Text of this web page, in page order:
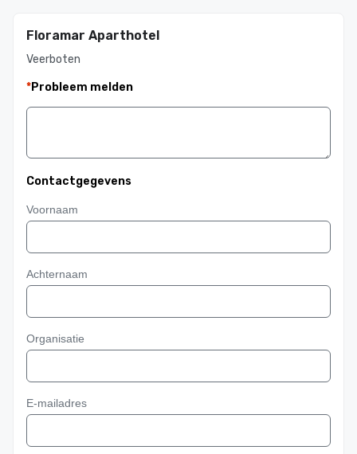
Floramar Aparthotel
Veerboten
*Probleem melden
Contactgegevens
Voornaam
Achternaam
Organisatie
E-mailadres